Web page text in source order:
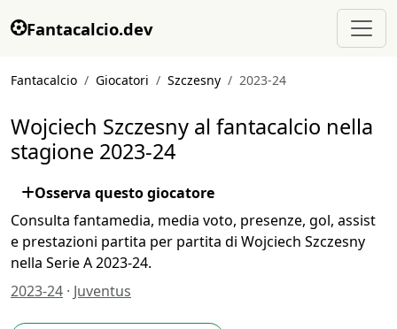
Fantacalcio.dev
Fantacalcio Giocatori Szczesny 2023-24
Wojciech Szczesny al fantacalcio nella
stagione 2023-24
Osserva questo giocatore
Consulta fantamedia, media voto, presenze, gol, assist
e prestazioni partita per partita di Wojciech Szczesny
nella Serie A 2023-24.
2023-24 · Juventus